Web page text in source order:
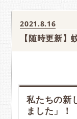
2021.8.16
【随時更新】
私たちの新
ました」！